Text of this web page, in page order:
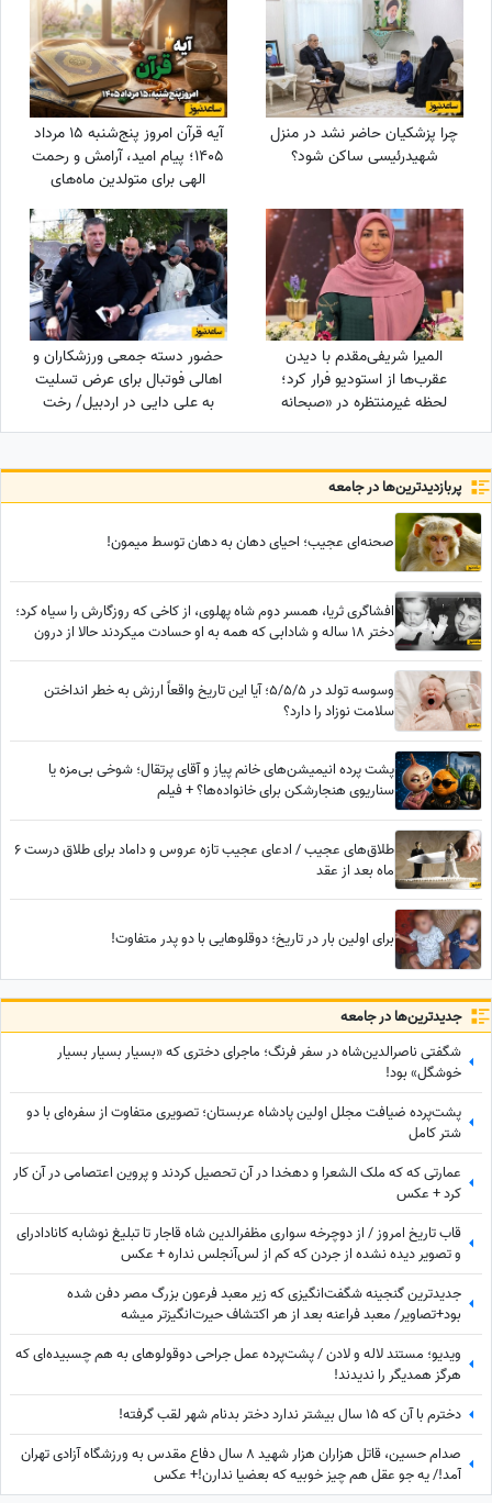
چرا پزشکیان حاضر نشد در منزل
شهیدرئیسی ساکن شود؟
آیه قرآن امروز پنج‌شنبه 15 مرداد
1405؛ پیام امید، آرامش و رحمت
الهی برای متولدین ماه‌های
مختلف
المیرا شریفی‌مقدم با دیدن
عقرب‌ها از استودیو فرار کرد؛
لحظه غیرمنتظره در «صبحانه
ایرانی» + ویدئو
حضور دسته جمعی ورزشکاران و
اهالی فوتبال برای عرض تسلیت
به علی دایی در اردبیل/ رخت
عزای شهریار فوتبال ایران در مقام
پربازدید‌ترین‌ها در جامعه
صحنه‌ای عجیب؛ احیای دهان به دهان توسط میمون!
افشاگری ثریا، همسر دوم شاه پهلوی، از کاخی که روزگارش را سیاه کرد؛
دختر 18 ساله و شادابی که همه به او حسادت میکردند حالا از درون
وسوسه تولد در 5/5/5؛ آیا این تاریخ واقعاً ارزش به خطر انداختن
سلامت نوزاد را دارد؟
پشت پرده انیمیشن‌های خانم پیاز و آقای پرتقال؛ شوخی بی‌مزه یا
سناریوی هنجارشکن برای خانواده‌ها؟ + فیلم
طلاق‌های عجیب / ادعای عجیب تازه عروس و داماد برای طلاق درست 6
ماه بعد از عقد
برای اولین‌ بار در تاریخ؛ دوقلوهایی با دو پدر متفاوت!
جدید‌ترین‌ها در جامعه
شگفتی ناصرالدین‌شاه در سفر فرنگ؛ ماجرای دختری که «بسیار بسیار بسیار
خوشگل» بود!
پشت‌پرده ضیافت مجلل اولین پادشاه عربستان؛ تصویری متفاوت از سفره‌ای با دو
شتر کامل
عمارتی که که ملک الشعرا و دهخدا در آن تحصیل کردند و پروین اعتصامی در آن کار
کرد + عکس
قاب تاریخ امروز / از دوچرخه سواری مظفرالدین شاه قاجار تا تبلیغ نوشابه ‌کانادادرای
و تصویر دیده نشده از جردن که کم از لس‌آنجلس نداره + عکس
جدیدترین گنجینه شگفت‌انگیزی که زیر معبد فرعون بزرگ مصر دفن شده
بود+تصاویر/ معبد فراعنه بعد از هر اکتشاف حیرت‌انگیزتر میشه
ویدیو؛ مستند لاله و لادن / پشت‌پرده عمل جراحی دوقولوهای به هم چسبیده‌ای که
هرگز همدیگر را ندیدند!
دخترم با آن که ۱۵ سال بیشتر ندارد دختر بدنام شهر لقب گرفته!
صدام حسین، قاتل هزاران هزار شهید 8 سال دفاع مقدس به ورزشگاه آزادی تهران
آمد!/ یه جو عقل هم چیز خوبیه که بعضیا ندارن!+ عکس